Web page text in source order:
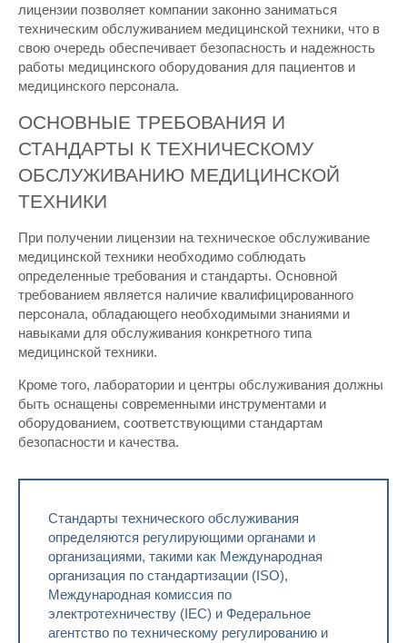
лицензии позволяет компании законно заниматься
техническим обслуживанием медицинской техники, что в
свою очередь обеспечивает безопасность и надежность
работы медицинского оборудования для пациентов и
медицинского персонала.
ОСНОВНЫЕ ТРЕБОВАНИЯ И
СТАНДАРТЫ К ТЕХНИЧЕСКОМУ
ОБСЛУЖИВАНИЮ МЕДИЦИНСКОЙ
ТЕХНИКИ
При получении лицензии на техническое обслуживание
медицинской техники необходимо соблюдать
определенные требования и стандарты. Основной
требованием является наличие квалифицированного
персонала, обладающего необходимыми знаниями и
навыками для обслуживания конкретного типа
медицинской техники.
Кроме того, лаборатории и центры обслуживания должны
быть оснащены современными инструментами и
оборудованием, соответствующими стандартам
безопасности и качества.
Стандарты технического обслуживания
определяются регулирующими органами и
организациями, такими как Международная
организация по стандартизации (ISO),
Международная комиссия по
электротехничеству (IEC) и Федеральное
агентство по техническому регулированию и